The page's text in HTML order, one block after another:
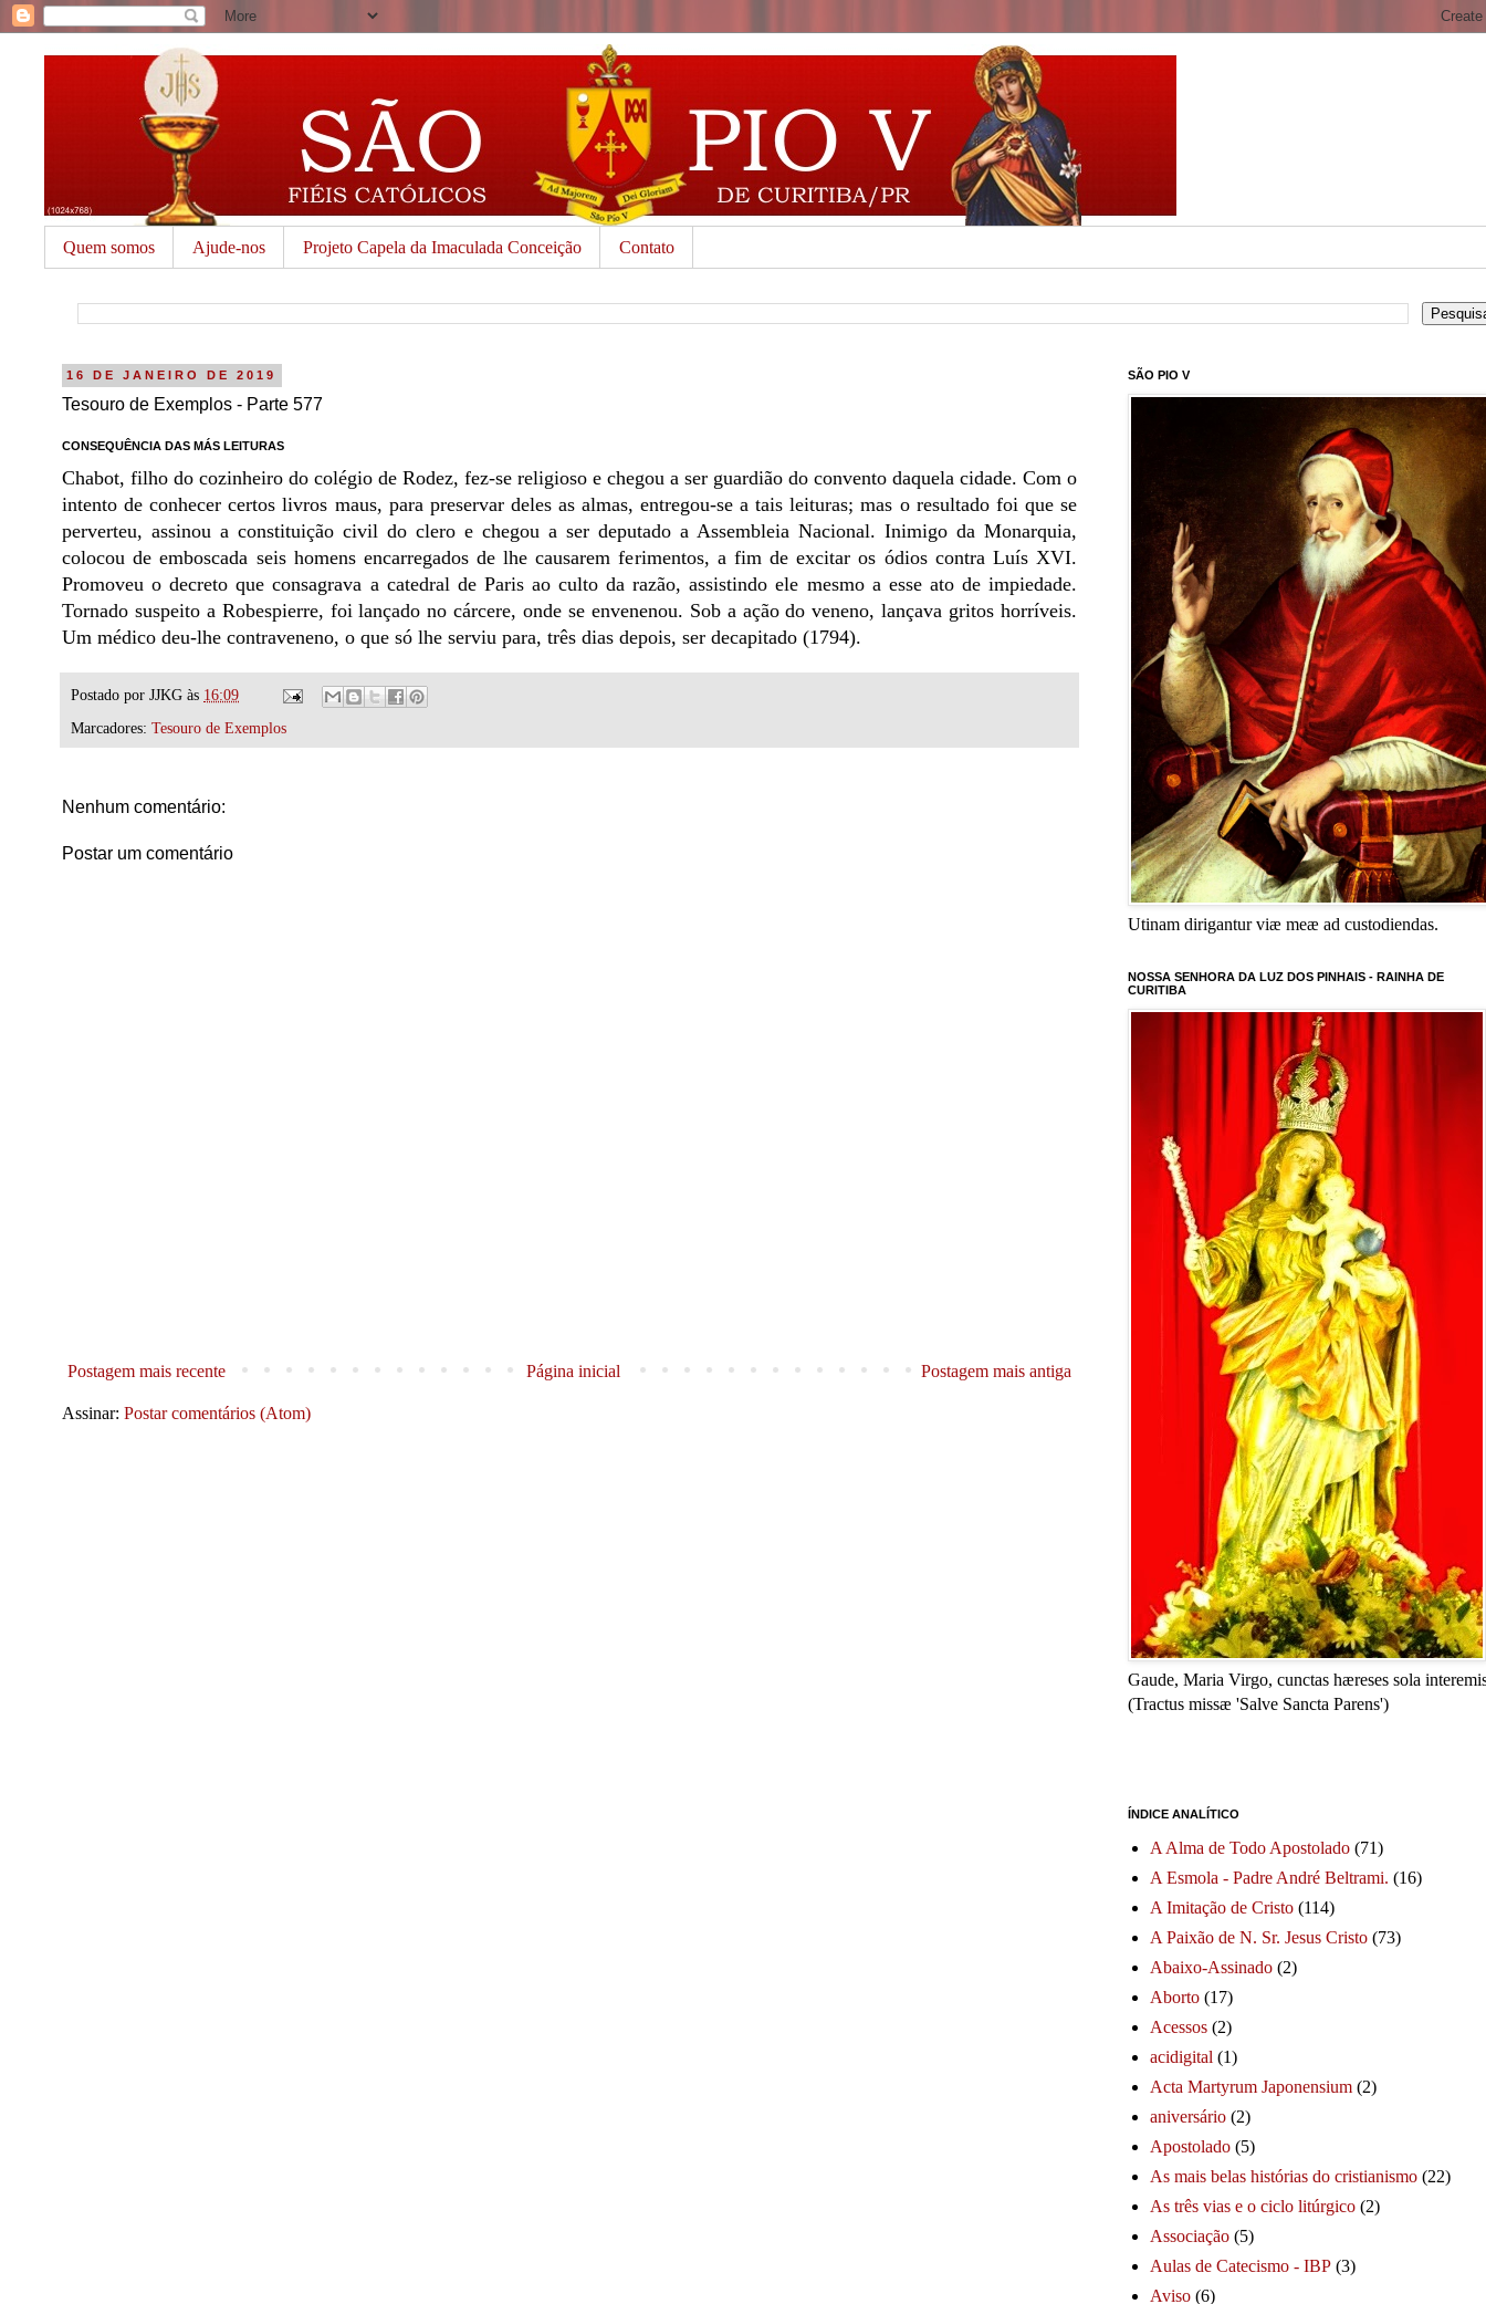
Quem somos Ajude-nos Projeto Capela da Imaculada Conceição Contato
16 DE JANEIRO DE 2019
Tesouro de Exemplos - Parte 577
CONSEQUÊNCIA DAS MÁS LEITURAS
Chabot, filho do cozinheiro do colégio de Rodez, fez-se religioso e chegou a ser guardião do convento daquela cidade. Com o
intento de conhecer certos livros maus, para preservar deles as almas, entregou-se a tais leituras; mas o resultado foi que se
perverteu, assinou a constituição civil do clero e chegou a ser deputado a Assembleia Nacional. Inimigo da Monarquia,
colocou de emboscada seis homens encarregados de lhe causarem ferimentos, a fim de excitar os ódios contra Luís XVI.
Promoveu o decreto que consagrava a catedral de Paris ao culto da razão, assistindo ele mesmo a esse ato de impiedade.
Tornado suspeito a Robespierre, foi lançado no cárcere, onde se envenenou. Sob a ação do veneno, lançava gritos horríveis.
Um médico deu-lhe contraveneno, o que só lhe serviu para, três dias depois, ser decapitado (1794).
Postado por JJKG às 16:09
Marcadores: Tesouro de Exemplos
Nenhum comentário:
Postar um comentário
Postagem mais recente Postagem mais antiga
Página inicial
Assinar: Postar comentários (Atom)
SÃO PIO V
Utinam dirigantur viæ meæ ad custodiendas.
NOSSA SENHORA DA LUZ DOS PINHAIS - RAINHA DE
CURITIBA
Gaude, Maria Virgo, cunctas hæreses sola
(Tractus missæ 'Salve Sancta Parens')
ÍNDICE ANALÍTICO
A Alma de Todo Apostolado (71)
A Esmola - Padre André Beltrami. (16)
A Imitação de Cristo (114)
A Paixão de N. Sr. Jesus Cristo (73)
Abaixo-Assinado (2)
Aborto (17)
Acessos (2)
acidigital (1)
Acta Martyrum Japonensium (2)
aniversário (2)
Apostolado (5)
As mais belas histórias do cristianismo (22)
As três vias e o ciclo litúrgico (2)
Associação (5)
Aulas de Catecismo - IBP (3)
Aviso (6)